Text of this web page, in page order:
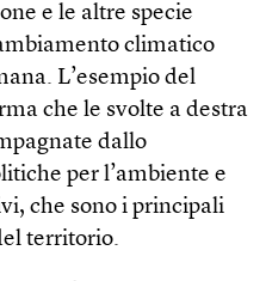
e le altre specie
climatico
L’esempio del
che le svolte a destra
dallo
per l’ambiente e
che sono i principali
territorio.